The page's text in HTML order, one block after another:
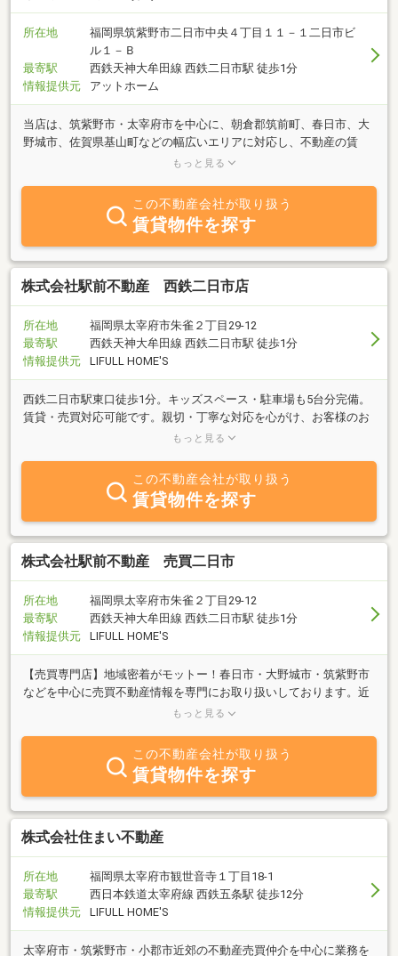
所在地
福岡県筑紫野市二日市中央４丁目１１－１二日市ビ
ル１－Ｂ
最寄駅
西鉄天神大牟田線 西鉄二日市駅 徒歩1分
情報提供元
アットホーム
当店は、筑紫野市・太宰府市を中心に、朝倉郡筑前町、春日市、大
野城市、佐賀県基山町などの幅広いエリアに対応し、不動産の賃
貸・管理・売買の仲介、不動産コンサルティングを主な業務として
もっと見る
この不動産会社が取り扱う
賃貸物件を探す
株式会社駅前不動産 西鉄二日市店
所在地
福岡県太宰府市朱雀２丁目29-12
最寄駅
西鉄天神大牟田線 西鉄二日市駅 徒歩1分
情報提供元
LIFULL HOME'S
西鉄二日市駅東口徒歩1分。キッズスペース・駐車場も5台分完備。
賃貸・売買対応可能です。親切・丁寧な対応を心がけ、お客様のお
部屋探しをスタッフ全員でサポート致します。まずはお気軽にご相
もっと見る
この不動産会社が取り扱う
賃貸物件を探す
株式会社駅前不動産 売買二日市
所在地
福岡県太宰府市朱雀２丁目29-12
最寄駅
西鉄天神大牟田線 西鉄二日市駅 徒歩1分
情報提供元
LIFULL HOME'S
【売買専門店】地域密着がモットー！春日市・大野城市・筑紫野市
などを中心に売買不動産情報を専門にお取り扱いしております。近
隣各地域に店舗を構え、各地域の情報を集約しております。お気軽
もっと見る
この不動産会社が取り扱う
賃貸物件を探す
株式会社住まい不動産
所在地
福岡県太宰府市観世音寺１丁目18-1
最寄駅
西日本鉄道太宰府線 西鉄五条駅 徒歩12分
情報提供元
LIFULL HOME'S
太宰府市・筑紫野市・小郡市近郊の不動産売買仲介を中心に業務を